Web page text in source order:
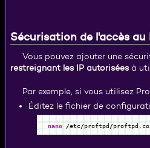
'url' =>'monsite.org/
'nb_sauvegardes'
15
,
]
, [
Sécurisation de l'accès au
Vous pouvez ajouter une
restreignant les IP autorisées à
Par exemple, si vous utilisez
Éditez le fichier de
nano /etc/proftpd/